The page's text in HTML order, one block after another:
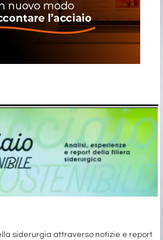
siderurgia attraverso notizie e report